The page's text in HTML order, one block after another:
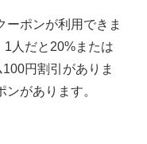
ーポンが利用できま
人だと20%または
円割引がありま
があります。